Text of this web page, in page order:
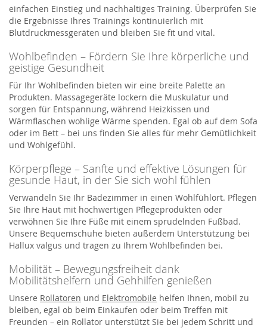
einfachen Einstieg und nachhaltiges Training. Überprüfen Sie
die Ergebnisse Ihres Trainings kontinuierlich mit
Blutdruckmessgeräten und bleiben Sie fit und vital.
Wohlbefinden – Fördern Sie Ihre körperliche und
geistige Gesundheit
Für Ihr Wohlbefinden bieten wir eine breite Palette an
Produkten. Massagegeräte lockern die Muskulatur und
sorgen für Entspannung, während Heizkissen und
Wärmflaschen wohlige Wärme spenden. Egal ob auf dem Sofa
oder im Bett – bei uns finden Sie alles für mehr Gemütlichkeit
und Wohlgefühl.
Körperpflege – Sanfte und effektive Lösungen für
gesunde Haut, in der Sie sich wohl fühlen
Verwandeln Sie Ihr Badezimmer in einen Wohlfühlort. Pflegen
Sie Ihre Haut mit hochwertigen Pflegeprodukten oder
verwöhnen Sie Ihre Füße mit einem sprudelnden Fußbad.
Unsere Bequemschuhe bieten außerdem Unterstützung bei
Hallux valgus und tragen zu Ihrem Wohlbefinden bei.
Mobilität – Bewegungsfreiheit dank
Mobilitätshelfern und Gehhilfen genießen
Unsere Rollatoren und Elektromobile helfen Ihnen, mobil zu
bleiben, egal ob beim Einkaufen oder beim Treffen mit
Freunden – ein Rollator unterstützt Sie bei jedem Schritt und